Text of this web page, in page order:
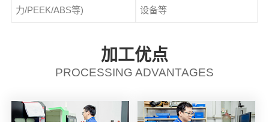
力/PEEK/ABS等)
设备等
加工优点
PROCESSING ADVANTAGES